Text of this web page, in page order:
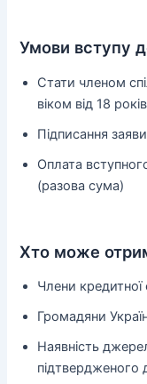
Умови вступу
Стати членом
віком від 18 років
Підписання
Оплата
(разова сума)
Хто може
Члени кредитної
Громадяни
Наявність
підтвердженого